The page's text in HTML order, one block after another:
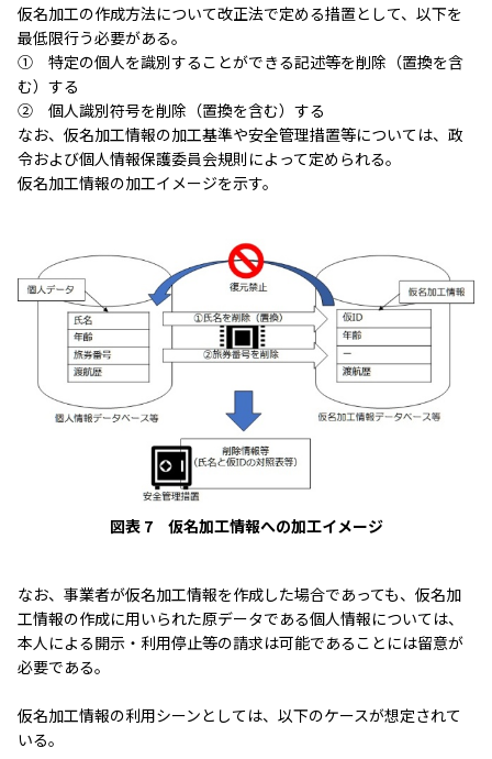
仮名加工の作成方法について改正法で定める措置として、以下を
最低限行う必要がある。
① 特定の個人を識別することができる記述等を削除（置換を含
む）する
② 個人識別符号を削除（置換を含む）する
なお、仮名加工情報の加工基準や安全管理措置等については、政
令および個人情報保護委員会規則によって定められる。
仮名加工情報の加工イメージを示す。
図表 7 仮名加工情報への加工イメージ
なお、事業者が仮名加工情報を作成した場合であっても、仮名加
工情報の作成に用いられた原データである個人情報については、
本人による開示・利用停止等の請求は可能であることには留意が
必要である。
仮名加工情報の利用シーンとしては、以下のケースが想定されて
いる。